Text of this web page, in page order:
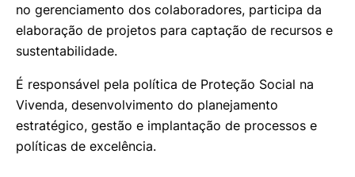
no gerenciamento dos colaboradores, participa da
elaboração de projetos para captação de recursos e
sustentabilidade.
É responsável pela política de Proteção Social na
Vivenda, desenvolvimento do planejamento
estratégico, gestão e implantação de processos e
políticas de excelência.